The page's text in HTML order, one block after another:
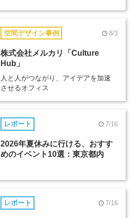
空間デザイン事例 8/3
株式会社メルカリ「Culture
Hub」
人と人がつながり、アイデアを加速
させるオフィス
レポート 7/16
2026年夏休みに行ける、おすす
めのイベント10選：東京都内
レポート 7/16